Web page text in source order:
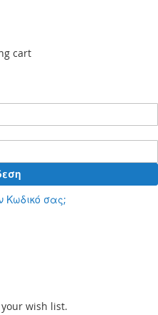
cart
Κωδικό σας;
wish list.